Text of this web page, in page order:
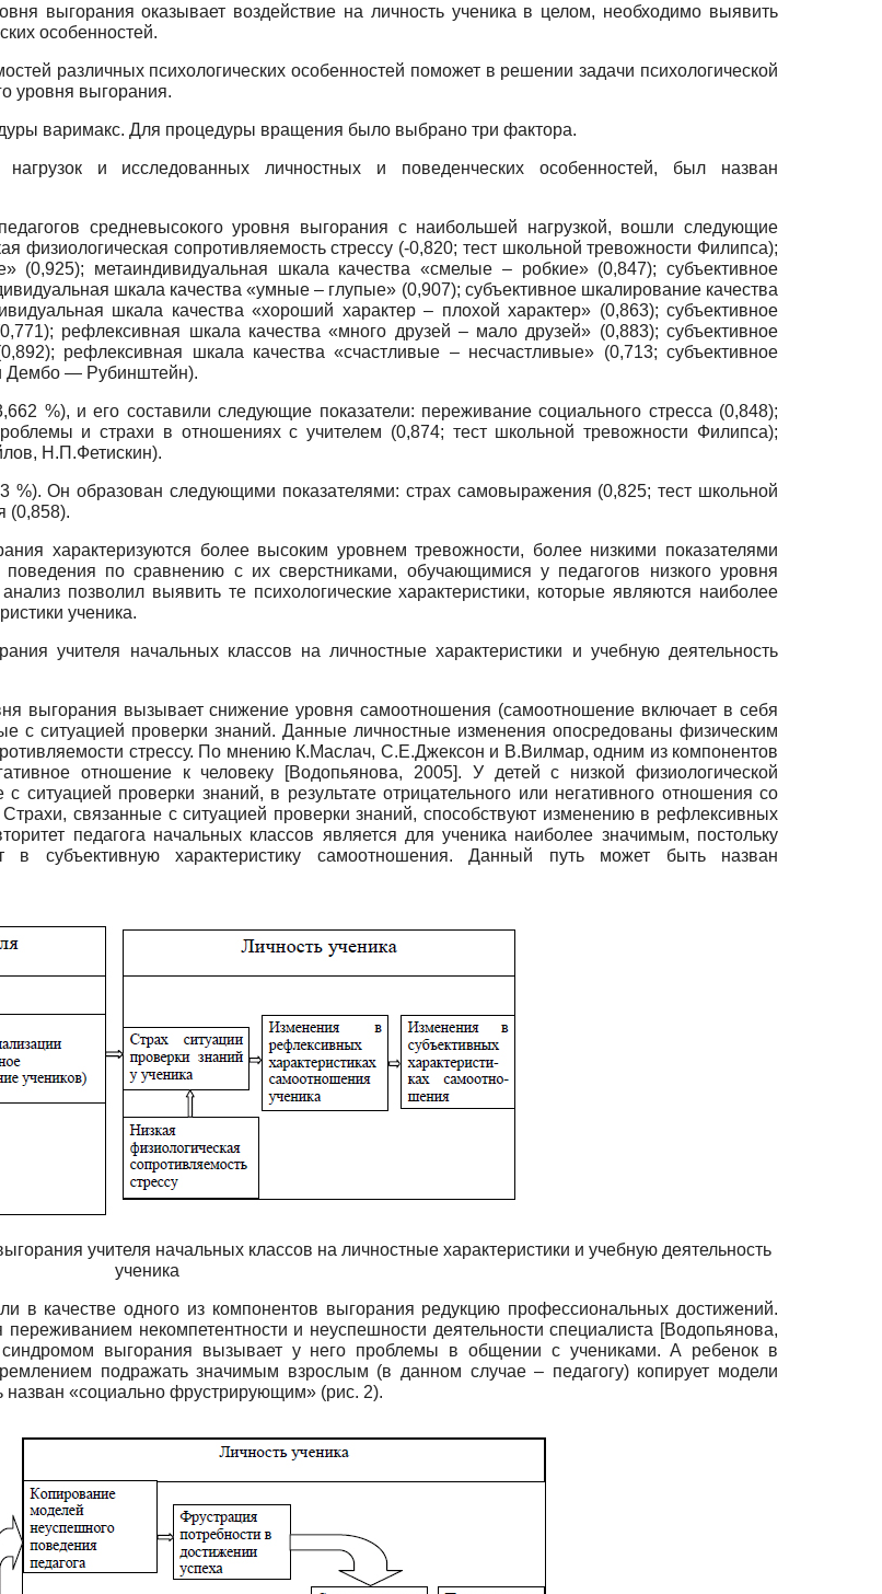
выгорания оказывает воздействие на личность ученика в целом, необходимо выявить
особенностей.
различных психологических особенностей поможет в решении задачи психологической
уровня выгорания.
варимакс. Для процедуры вращения было выбрано три фактора.
и исследованных личностных и поведенческих особенностей, был назван
средневысокого уровня выгорания с наибольшей нагрузкой, вошли следующие
физиологическая сопротивляемость стрессу (-0,820; тест школьной тревожности Филипса);
(0,925); метаиндивидуальная шкала качества «смелые – робкие» (0,847); субъективное
шкала качества «умные – глупые» (0,907); субъективное шкалирование качества
шкала качества «хороший характер – плохой характер» (0,863); субъективное
рефлексивная шкала качества «много друзей – мало друзей» (0,883); субъективное
рефлексивная шкала качества «счастливые – несчастливые» (0,713; субъективное
Дембо — Рубинштейн).
%), и его составили следующие показатели: переживание социального стресса (0,848);
и страхи в отношениях с учителем (0,874; тест школьной тревожности Филипса);
Н.П.Фетискин).
Он образован следующими показателями: страх самовыражения (0,825; тест школьной
(0,858).
характеризуются более высоким уровнем тревожности, более низкими показателями
по сравнению с их сверстниками, обучающимися у педагогов низкого уровня
позволил выявить те психологические характеристики, которые являются наиболее
ученика.
учителя начальных классов на личностные характеристики и учебную деятельность
выгорания вызывает снижение уровня самоотношения (самоотношение включает в себя
с ситуацией проверки знаний. Данные личностные изменения опосредованы физическим
стрессу. По мнению К.Маслач, С.Е.Джексон и В.Вилмар, одним из компонентов
отношение к человеку
[Водопьянова, 2005]. У детей с низкой физиологической
ситуацией проверки знаний, в результате отрицательного или негативного отношения со
связанные с ситуацией проверки знаний, способствуют изменению в рефлексивных
педагога начальных классов является для ученика наиболее значимым, постольку
в субъективную характеристику самоотношения. Данный путь может быть назван
учителя начальных классов на личностные характеристики и учебную деятельность
ученика
качестве одного из компонентов выгорания редукцию профессиональных достижений.
некомпетентности и неуспешности деятельности специалиста [Водопьянова,
синдромом выгорания вызывает у него проблемы в общении с учениками. А ребенок в
подражать значимым взрослым (в данном случае – педагогу) копирует модели
«социально фрустрирующим» (рис. 2).